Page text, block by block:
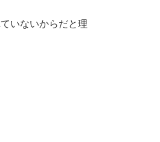
いないからだと理